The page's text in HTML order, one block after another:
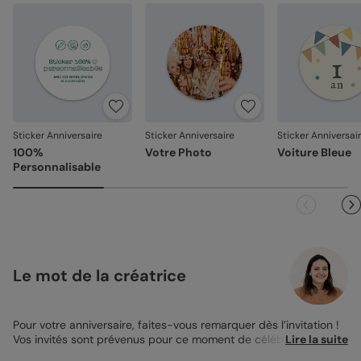
Votre satisfaction, notre priorité
Si vous constatez le moindre souci lié à l’impression, à la
découpe ou à l’acheminement, contactez-nous dans les
30 jours. Nous nous occupons de tout et relançons une
impression si nécessaire.
En revanche, si le point concerne la personnalisation que
vous avez validée (texte, photo, mise en page), le produit
ne pourra pas être repris.
Sticker Anniversaire
100%
Personnalisable
Sticker Anniversaire
Votre Photo
Sticker
Voiture Bleue
Le mot de la créatrice
Pour votre anniversaire, faites-vous remarquer dès l’invitation !
Vos invités sont prévenus pour ce moment de célébration, ça va
Lire la suite